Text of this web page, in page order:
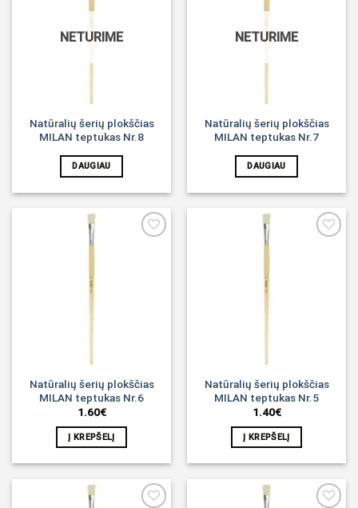
NETURIME
Natūralių šerių plokščias
MILAN teptukas Nr.8
DAUGIAU
NETURIME
Natūralių šerių plokščias
MILAN teptukas Nr.7
DAUGIAU
Natūralių šerių plokščias
MILAN teptukas Nr.6
1.60€
Į KREPŠELĮ
Natūralių šerių plokščias
MILAN teptukas Nr.5
1.40€
Į KREPŠELĮ